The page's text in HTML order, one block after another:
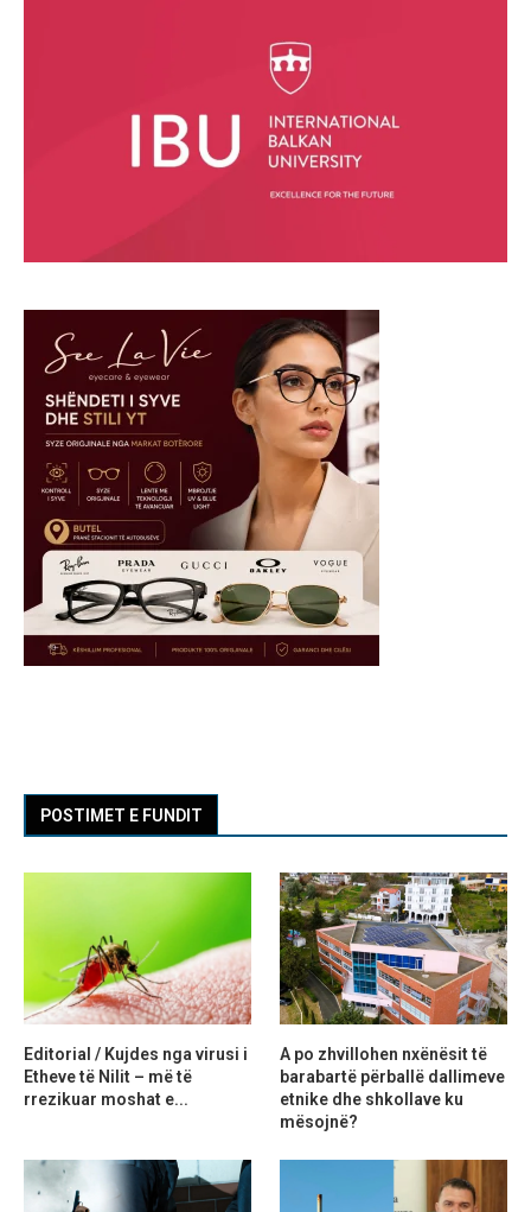
POSTIMET E FUNDIT
Editorial / Kujdes nga virusi i
Etheve të Nilit – më të
rrezikuar moshat e...
A po zhvillohen nxënësit të
barabartë përballë dallimeve
etnike dhe shkollave ku
mësojnë?